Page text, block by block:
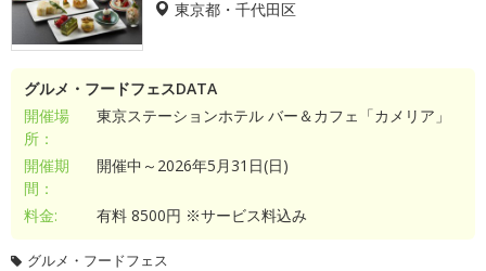
東京都・千代田区
グルメ・フードフェスDATA
開催場
所：
東京ステーションホテル バー＆カフェ「カメリア」
開催期
間：
開催中～2026年5月31日(日)
料金: 有料 8500円 ※サービス料込み
グルメ・フードフェス